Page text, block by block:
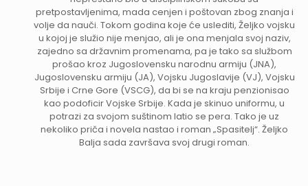
pretpostavljenima, mada cenjen i poštovan zbog znanja i
volje da nauči. Tokom godina koje će uslediti, Željko vojsku
u kojoj je služio nije menjao, ali je ona menjala svoj naziv,
zajedno sa državnim promenama, pa je tako sa službom
prošao kroz Jugoslovensku narodnu armiju (JNA),
Jugoslovensku armiju (JA), Vojsku Jugoslavije (VJ), Vojsku
Srbije i Crne Gore (VSCG), da bi se na kraju penzionisao
kao podoficir Vojske Srbije. Kada je skinuo uniformu, u
potrazi za svojom suštinom latio se pera. Tako je uz
nekoliko priča i novela nastao i roman „Spasitelj“. Željko
Balja sada završava svoj drugi roman.